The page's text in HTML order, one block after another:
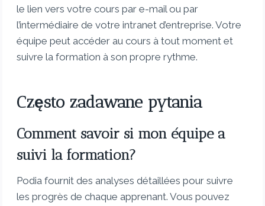
le lien vers votre cours par e-mail ou par
l’intermédiaire de votre intranet d’entreprise. Votre
équipe peut accéder au cours à tout moment et
suivre la formation à son propre rythme.
Często zadawane pytania
Comment savoir si mon équipe a
suivi la formation?
Podia fournit des analyses détaillées pour suivre
les progrès de chaque apprenant. Vous pouvez